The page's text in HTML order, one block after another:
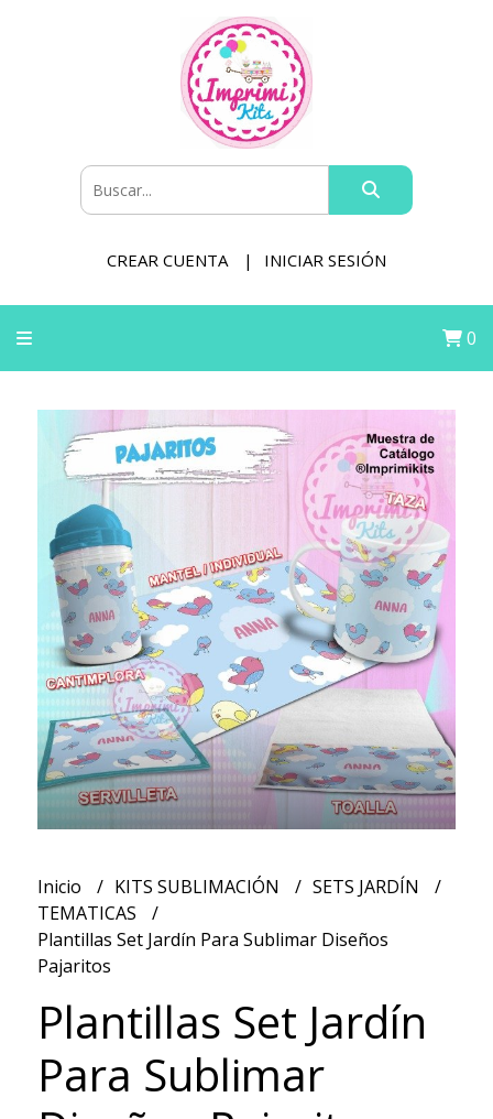
CREAR CUENTA INICIAR SESIÓN
0
Inicio KITS SUBLIMACIÓN
SETS JARDÍN
TEMATICAS
Plantillas Set Jardín Para Sublimar Diseños
Pajaritos
Plantillas Set Jardín
Para Sublimar